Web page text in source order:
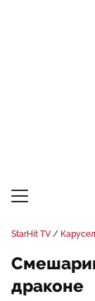
StarHit TV
драконе